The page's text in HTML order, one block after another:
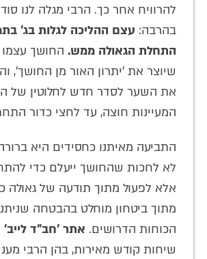
להרוויח אחר כך. הרבי מגלה לנו
בהרבה: עצם ההליכה לגלות בג'
התחלת הגאולה ממש. החושך
שיוצר את 'יתרון האור מן החושך',
את השער לסדר חדש לחלוטין של
המעיינות חוצה, עד לחצי כדור
התביעה מאיתנו כחסידים היא
לא לחכות שהחושך ייעלם כדי
אלא לפעול מתוך תודעה של גאולה
מתוך ביטחון מוחלט בהבטחה
הכוחות הדרושים. אתר 'חב"ד לייב'
שיחות קודש מאירות, בהן הרבי